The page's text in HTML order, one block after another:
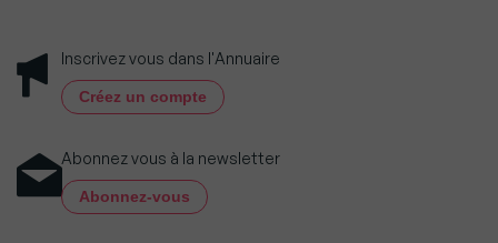
Inscrivez vous dans l'Annuaire
Créez un compte
Abonnez vous à la newsletter
Abonnez-vous